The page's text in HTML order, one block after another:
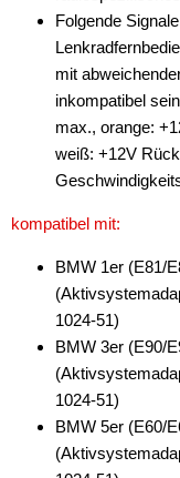
Folgende
mit
inkompatibel
max., orange:
weiß: +12V
kompatibel mit:
BMW 1er (E81/
1024-51)
BMW 3er (E90/
1024-51)
BMW 5er (E60/